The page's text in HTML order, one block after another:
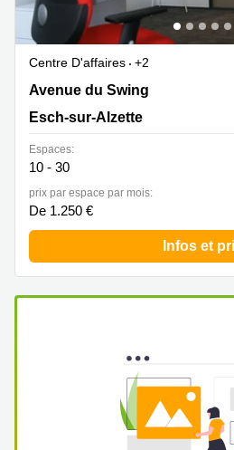
Centre D'affaires
+2
7 Avenue du Swing, Belval, Esch-
Avenue du Swing
Esch-sur-Alzette
Espaces:
10 - 30
prix par espace par mois:
De 1.250 €
Infos et